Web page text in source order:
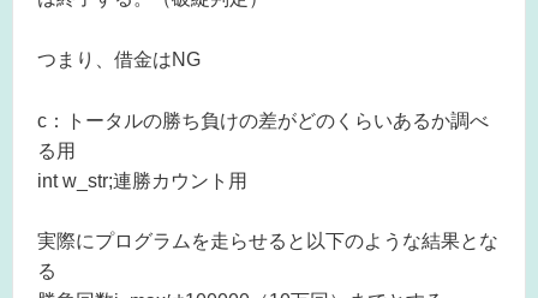
つまり、借金はNG
c：トータルの勝ち負けの差がどのくらいあるか調べ
る用
int w_str;連勝カウント用
実際にプログラムを走らせると以下のような結果とな
る